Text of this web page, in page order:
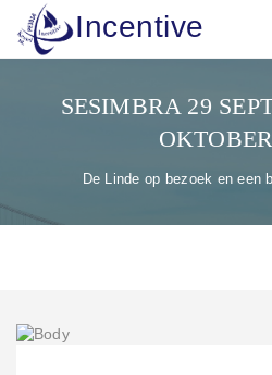
Incentive
SESIMBRA 29
De Linde op bezoek en een